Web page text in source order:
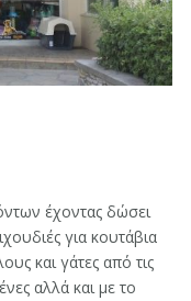
έχοντας δώσει
για κουτάβια
και γάτες από τις
αλλά και με το